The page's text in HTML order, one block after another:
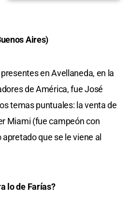
Aires)
en Avellaneda, en la
de América, fue José
temas puntuales: la venta de
Miami (fue campeón con
que se le viene al
lo de Farías?